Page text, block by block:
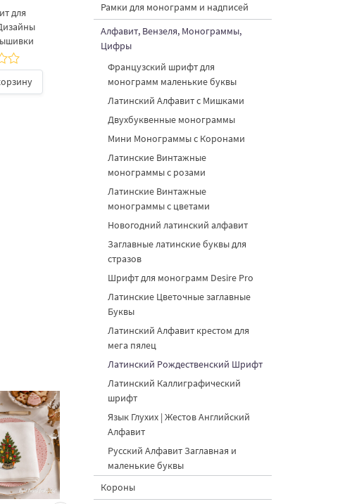
для
Рамки для монограмм и надписей
Алфавит, Вензеля, Монограммы,
Цифры
Французский шрифт для
монограмм маленькие буквы
Латинский Алфавит с Мишками
Двухбуквенные монограммы
Мини Монограммы с Коронами
Латинские Винтажные
монограммы с розами
Латинские Винтажные
монограммы с цветами
Новогодний латинский алфавит
Заглавные латинские буквы для
стразов
Шрифт для монограмм Desire Pro
Латинские Цветочные заглавные
Буквы
Латинский Алфавит крестом для
мега пялец
Латинский Рождественский Шрифт
Латинский Каллиграфический
шрифт
Язык Глухих | Жестов Английский
Алфавит
Русский Алфавит Заглавная и
маленькие буквы
Короны